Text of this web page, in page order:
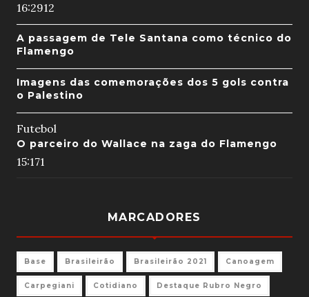
16:2912
A passagem de Tele Santana como técnico do
Flamengo
Imagens das comemorações dos 5 gols contra
o Palestino
Futebol
O parceiro do Wallace na zaga do Flamengo
15:171
MARCADORES
Base Brasileirão Brasileirão 2021 Canoagem
Carpegiani Cotidiano Destaque Rubro Negro